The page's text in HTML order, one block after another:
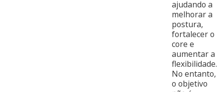
ajudando a
melhorar a
postura,
fortalecer o
core e
aumentar a
flexibilidade.
No entanto,
o objetivo